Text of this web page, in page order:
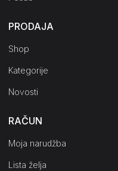
PRODAJA
Shop
Kategorije
Novosti
RAČUN
Moja narudžba
Lista želja